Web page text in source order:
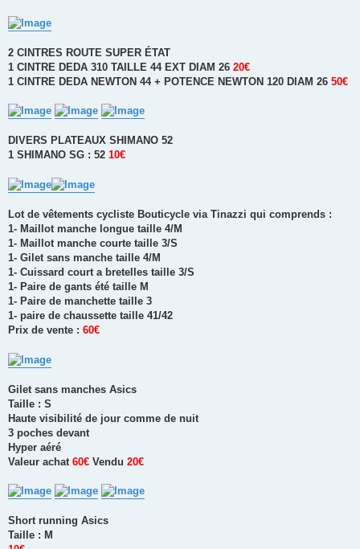
u
2 CINTRES ROUTE SUPER ÉTAT
1 CINTRE DEDA 310 TAILLE 44 EXT DIAM 26 20€
1 CINTRE DEDA NEWTON 44 + POTENCE NEWTON 120 DIAM 26 50€
DIVERS PLATEAUX SHIMANO 52
1 SHIMANO SG : 52 10€
Lot de vêtements cycliste Bouticycle via Tinazzi qui comprends :
1- Maillot manche longue taille 4/M
1- Maillot manche courte taille 3/S
1- Gilet sans manche taille 4/M
1- Cuissard court a bretelles taille 3/S
1- Paire de gants été taille M
1- Paire de manchette taille 3
1- paire de chaussette taille 41/42
Prix de vente : 60€
Gilet sans manches Asics
Taille : S
Haute visibilité de jour comme de nuit
3 poches devant
Hyper aéré
Valeur achat 60€ Vendu 20€
Short running Asics
Taille : M